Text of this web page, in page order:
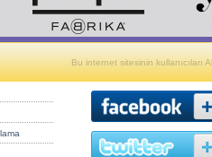
Bu internet sitesinin kullanıcıları